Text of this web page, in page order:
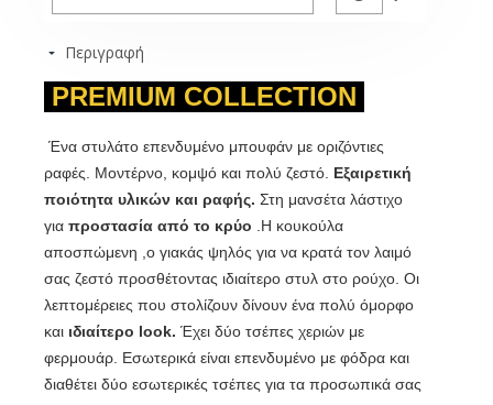
Περιγραφή
PREMIUM COLLECTION
Ένα στυλάτο επενδυμένο μπουφάν με οριζόντιες
ραφές. Μοντέρνο, κομψό και πολύ ζεστό. Εξαιρετική
ποιότητα υλικών και ραφής. Στη μανσέτα λάστιχο
για προστασία από το κρύο
.Η κουκούλα
αποσπώμενη ,ο γιακάς ψηλός για να κρατά τον λαιμό
σας ζεστό προσθέτοντας ιδιαίτερο στυλ στο ρούχο. Οι
λεπτομέρειες που στολίζουν δίνουν ένα πολύ όμορφο
και ιδιαίτερο look. Έχει δύο τσέπες χεριών με
φερμουάρ. Εσωτερικά είναι επενδυμένο με φόδρα και
διαθέτει δύο εσωτερικές τσέπες για τα προσωπικά σας